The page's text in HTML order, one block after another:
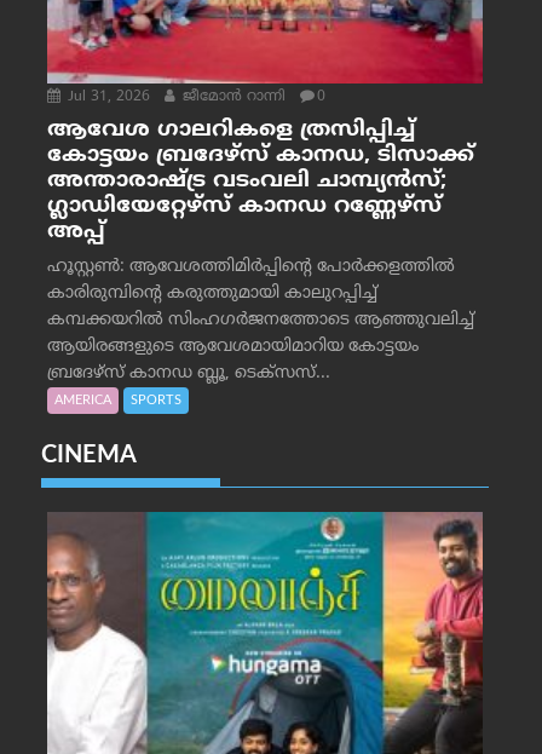
Jul 31, 2026 ജീമോന്‍ റാന്നി 0
ആവേശ ഗാലറികളെ ത്രസിപ്പിച്ച്
കോട്ടയം ബ്രദേഴ്‌സ് കാനഡ, ടിസാക്ക്
അന്താരാഷ്ട്ര വടംവലി ചാമ്പ്യന്‍സ്;
ഗ്ലാഡിയേറ്റേഴ്‌സ് കാനഡ റണ്ണേഴ്‌സ്
അപ്പ്
ഹൂസ്റ്റണ്‍: ആവേശത്തിമിര്‍പ്പിന്റെ പോര്‍ക്കളത്തില്‍
കാരിരുമ്പിന്റെ കരുത്തുമായി കാലുറപ്പിച്ച്
കമ്പക്കയറില്‍ സിംഹഗര്‍ജനത്തോടെ ആഞ്ഞുവലിച്ച്
ആയിരങ്ങളുടെ ആവേശമായിമാറിയ കോട്ടയം
ബ്രദേഴ്‌സ് കാനഡ ബ്ലൂ, ടെക്‌സസ്...
AMERICA SPORTS
CINEMA